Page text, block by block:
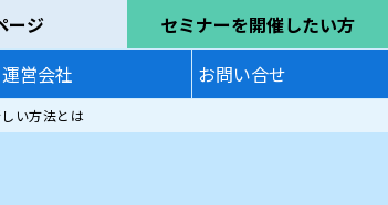
ージ
セミナーを開催したい方
運営会社 お問い合せ
い方法とは